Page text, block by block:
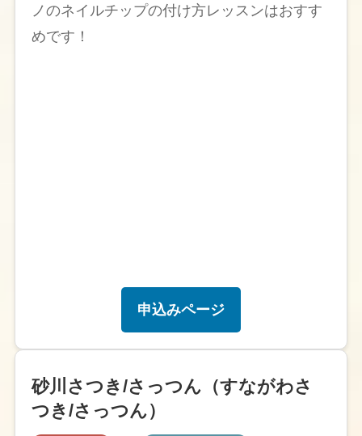
ノのネイルチップの付け方レッスンはおすす
めです！
申込みページ
砂川さつき/さっつん（すながわさ
つき/さっつん）